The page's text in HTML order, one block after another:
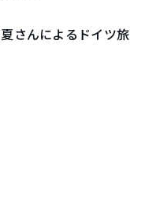
さんによるドイツ旅